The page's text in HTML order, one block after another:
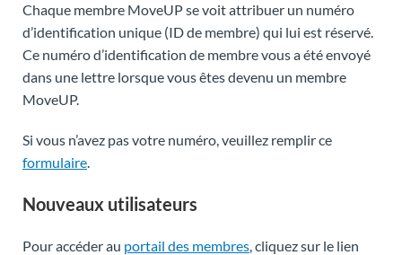
Chaque membre MoveUP se voit attribuer un numéro
d’identification unique (ID de membre) qui lui est réservé.
Ce numéro d’identification de membre vous a été envoyé
dans une lettre lorsque vous êtes devenu un membre
MoveUP.
Si vous n’avez pas votre numéro, veuillez remplir ce
formulaire.
Nouveaux utilisateurs
Pour accéder au portail des membres, cliquez sur le lien